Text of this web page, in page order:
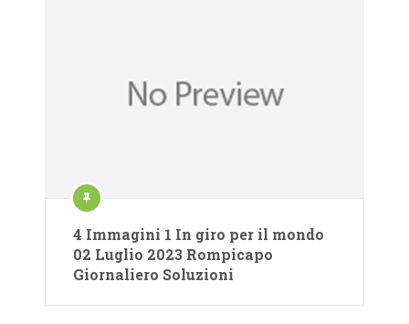
4 Immagini 1 In giro per il mondo
02 Luglio 2023 Rompicapo
Giornaliero Soluzioni